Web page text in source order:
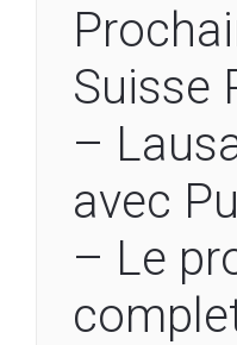
Suisse
–
avec
– Le